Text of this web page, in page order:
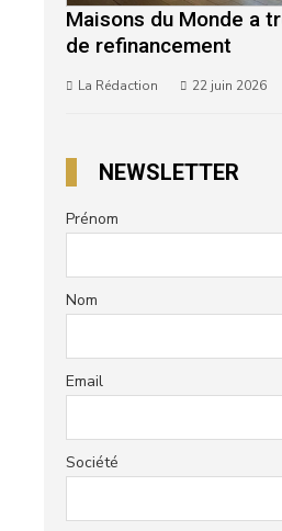
Maisons du Monde a
de refinancement
La Rédaction 22 juin 2026
NEWSLETTER
Prénom
Nom
Email
Société